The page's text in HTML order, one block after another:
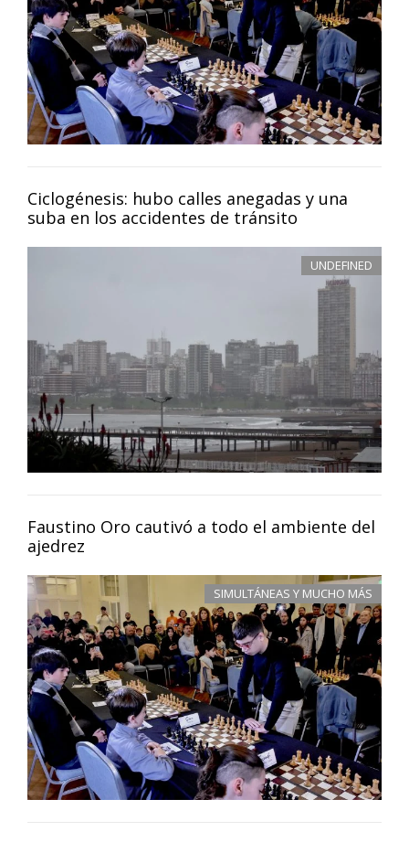
Ciclogénesis: hubo calles anegadas y una
suba en los accidentes de tránsito
UNDEFINED
Faustino Oro cautivó a todo el ambiente del
ajedrez
SIMULTÁNEAS Y MUCHO MÁS